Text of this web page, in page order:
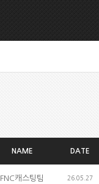
NAME DATE
FNC캐스팅팀 26.05.27